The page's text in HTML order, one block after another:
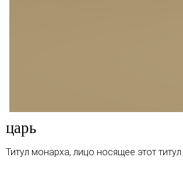
царь
Титул монарха, лицо носящее этот титул.